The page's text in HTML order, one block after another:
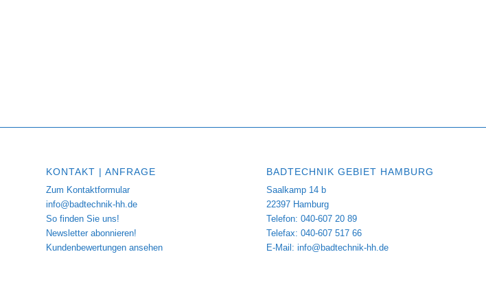
KONTAKT | ANFRAGE
Zum Kontaktformular
info@badtechnik-hh.de
So finden Sie uns!
Newsletter abonnieren!
Kundenbewertungen ansehen
BADTECHNIK GEBIET HAMBURG
Saalkamp 14 b
22397 Hamburg
Telefon: 040-607 20 89
Telefax: 040-607 517 66
E-Mail: info@badtechnik-hh.de